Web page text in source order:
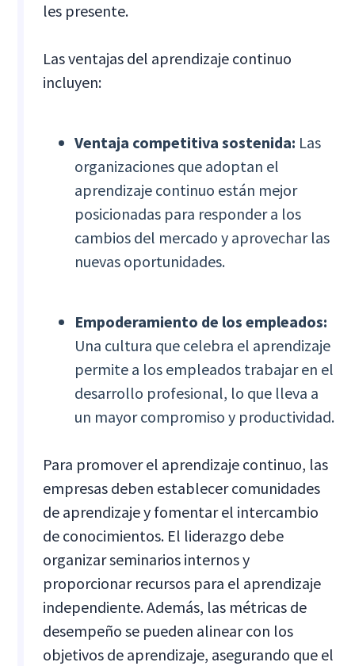
les presente.
Las ventajas del aprendizaje continuo
incluyen:
Ventaja competitiva sostenida: Las
organizaciones que adoptan el
aprendizaje continuo están mejor
posicionadas para responder a los
cambios del mercado y aprovechar las
nuevas oportunidades.
Empoderamiento de los empleados:
Una cultura que celebra el aprendizaje
permite a los empleados trabajar en el
desarrollo profesional, lo que lleva a
un mayor compromiso y productividad.
Para promover el aprendizaje continuo, las
empresas deben establecer comunidades
de aprendizaje y fomentar el intercambio
de conocimientos. El liderazgo debe
organizar seminarios internos y
proporcionar recursos para el aprendizaje
independiente. Además, las métricas de
desempeño se pueden alinear con los
objetivos de aprendizaje, asegurando que el